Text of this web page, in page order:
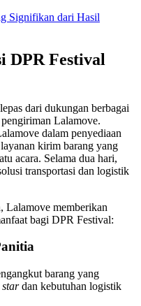
Signifikan dari Hasil
DPR Festival
dari dukungan berbagai
Lalamove.
dalam penyediaan
kirim barang yang
acara. Selama dua hari,
transportasi dan logistik
Lalamove memberikan
bagi DPR Festival:
barang yang
stardan kebutuhan logistik